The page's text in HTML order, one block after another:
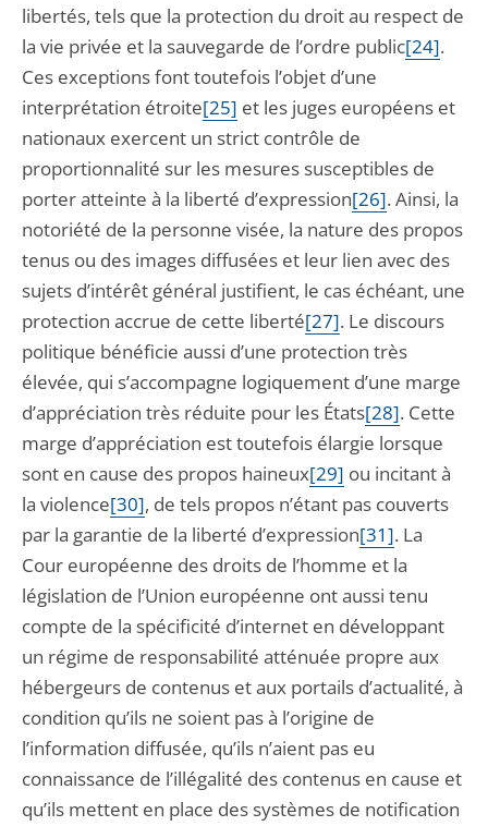
libertés, tels que la protection du droit au respect de
la vie privée et la sauvegarde de l’ordre public[24].
Ces exceptions font toutefois l’objet d’une
interprétation étroite[25] et les juges européens et
nationaux exercent un strict contrôle de
proportionnalité sur les mesures susceptibles de
porter atteinte à la liberté d’expression[26]. Ainsi, la
notoriété de la personne visée, la nature des propos
tenus ou des images diffusées et leur lien avec des
sujets d’intérêt général justifient, le cas échéant, une
protection accrue de cette liberté[27]. Le discours
politique bénéficie aussi d’une protection très
élevée, qui s’accompagne logiquement d’une marge
d’appréciation très réduite pour les États[28]. Cette
marge d’appréciation est toutefois élargie lorsque
sont en cause des propos haineux[29] ou incitant à
la violence[30], de tels propos n’étant pas couverts
par la garantie de la liberté d’expression[31]. La
Cour européenne des droits de l’homme et la
législation de l’Union européenne ont aussi tenu
compte de la spécificité d’internet en développant
un régime de responsabilité atténuée propre aux
hébergeurs de contenus et aux portails d’actualité, à
condition qu’ils ne soient pas à l’origine de
l’information diffusée, qu’ils n’aient pas eu
connaissance de l’illégalité des contenus en cause et
qu’ils mettent en place des systèmes de notification